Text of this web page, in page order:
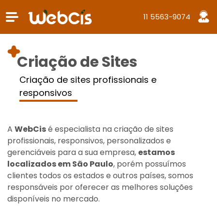
11 5563-9074
Criação de Sites
Criação de sites profissionais e
responsivos
A WebCisé especialista na criação de sites
profissionais, responsivos, personalizados e
gerenciáveis para a sua empresa, estamos
localizados em São Paulo, porém possuímos
clientes todos os estados e outros países, somos
responsáveis por oferecer as melhores soluções
disponíveis no mercado.